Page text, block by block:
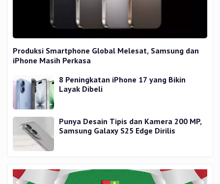
Produksi Smartphone Global Melesat, Samsung dan
iPhone Masih Perkasa
8 Peningkatan iPhone 17 yang Bikin
Layak Dibeli
Punya Desain Tipis dan Kamera 200 MP,
Samsung Galaxy S25 Edge Dirilis